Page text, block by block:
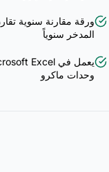
ورقة مقارنة سنوية
المدخر سنوياً
وحدات ماكرو